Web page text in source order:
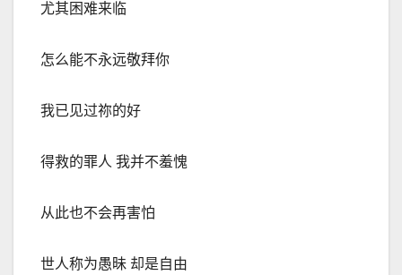
尤其困难来临
怎么能不永远敬拜你
我已见过祢的好
得救的罪人 我并不羞愧
从此也不会再害怕
世人称为愚昧 却是自由